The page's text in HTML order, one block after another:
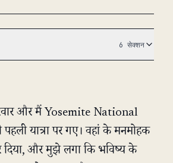
6 सेक्शन
और मैं Yosemite National
यात्रा पर गए। वहां के मनमोहक
और मुझे लगा कि भविष्य के